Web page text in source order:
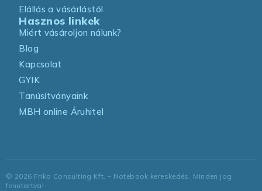
Elállás a vásárlástól
Hasznos linkek
Miért vásároljon nálunk?
Blog
Kapcsolat
GYIK
Tanúsítványaink
MBH online Áruhitel
© 2026 Friko Consulting Kft. – Notebook kereskedés. Minden jog
fenntartva!